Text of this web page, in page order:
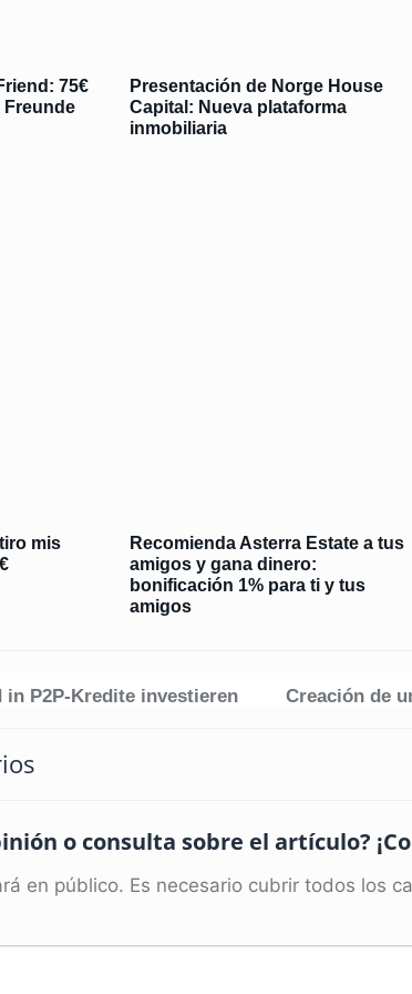
75€
Freunde
Presentación de Norge House
Capital: Nueva plataforma
inmobiliaria
mis
Recomienda Asterra Estate a tus
amigos y gana dinero:
bonificación 1% para ti y tus
amigos
in P2P-Kredite investieren Creación de
o consulta sobre el artículo?
en público. Es necesario cubrir todos los